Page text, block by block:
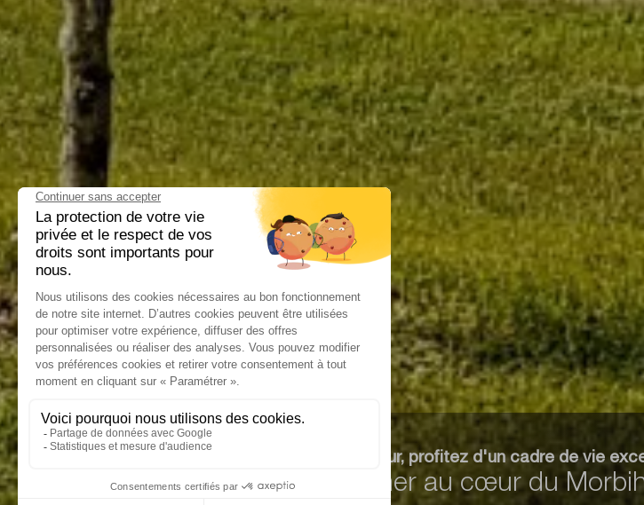
A l'Arbre Voyageur, profitez d'un cadre de vie
entre terre et mer au cœur du